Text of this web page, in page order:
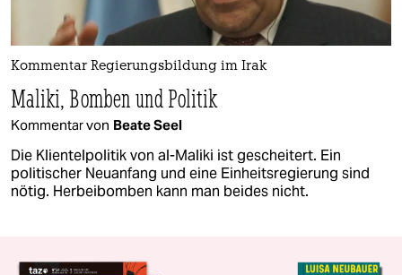
Kommentar Regierungsbildung im Irak
Maliki, Bomben und Politik
Kommentar von Beate Seel
Die Klientelpolitik von al-Maliki ist gescheitert. Ein
politischer Neuanfang und eine Einheitsregierung sind
nötig. Herbeibomben kann man beides nicht.